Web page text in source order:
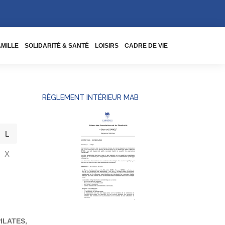
SOLIDARITÉ & SANTÉ LOISIRS CADRE DE VIE
L
X
RÈGLEMENT INTÉRIEUR MAB